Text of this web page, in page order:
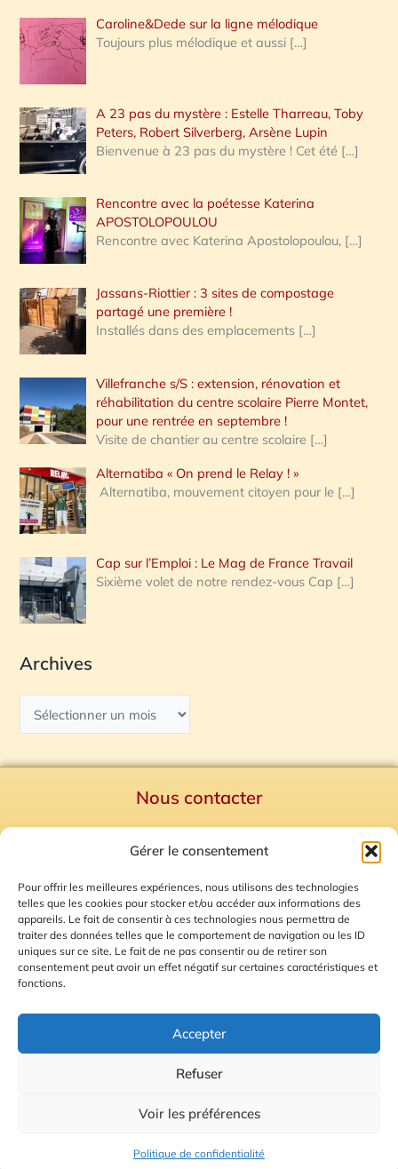
Gérer le consentement
Pour offrir les meilleures expériences, nous utilisons des technologies
telles que les cookies pour stocker et/ou accéder aux informations des
appareils. Le fait de consentir à ces technologies nous permettra de
traiter des données telles que le comportement de navigation ou les ID
uniques sur ce site. Le fait de ne pas consentir ou de retirer son
consentement peut avoir un effet négatif sur certaines caractéristiques et
fonctions.
Accepter
Refuser
Voir les préférences
Politique de confidentialité
Caroline&Dede sur la ligne mélodique
Toujours plus mélodique et aussi […]
A 23 pas du mystère : Estelle Tharreau, Toby
Peters, Robert Silverberg, Arsène Lupin
Bienvenue à 23 pas du mystère ! Cet été […]
Rencontre avec la poétesse Katerina
APOSTOLOPOULOU
Rencontre avec Katerina Apostolopoulou, […]
Jassans-Riottier : 3 sites de compostage
partagé une première !
Installés dans des emplacements […]
Villefranche s/S : extension, rénovation et
réhabilitation du centre scolaire Pierre Montet,
pour une rentrée en septembre !
Visite de chantier au centre scolaire […]
Alternatiba « On prend le Relay ! »
Alternatiba, mouvement citoyen pour le […]
Cap sur l’Emploi : Le Mag de France Travail
Sixième volet de notre rendez-vous Cap […]
Archives
Nous contacter
Mentions Légales
Plan du site
Gestion des Cookies
© 2026 Radio Calade